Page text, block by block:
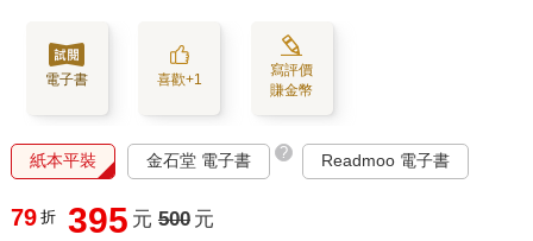
電子書 喜歡+1
寫評價
賺金幣
紙本平裝 金石堂 電子書 ? Readmoo 電子書
79 折 395 元 500 元